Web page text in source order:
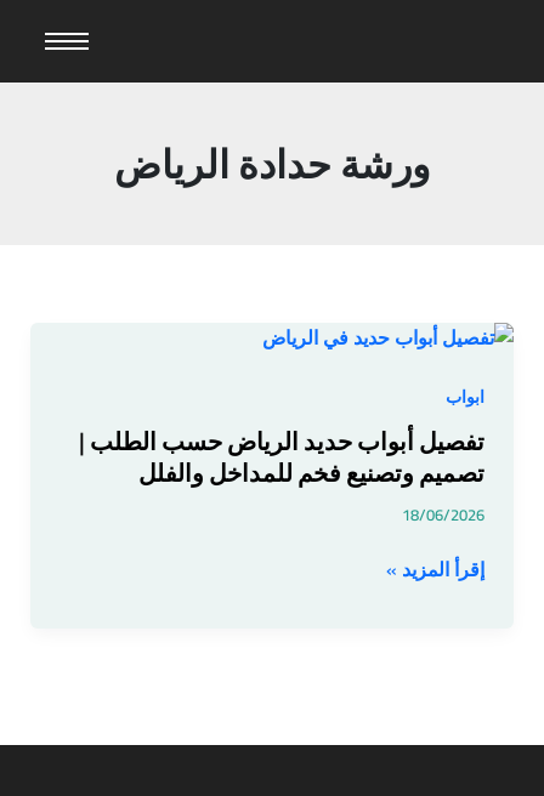
ورشة حدادة الرياض
ابواب
تفصيل أبواب حديد الرياض حسب الطلب |
تصميم وتصنيع فخم للمداخل والفلل
18/06/2026
تفصيل
حديد
الرياض
حسب
الطلب
|
وتصنيع
إقرأ المزيد »